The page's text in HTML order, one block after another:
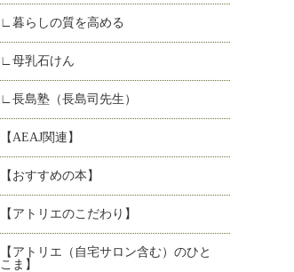
∟暮らしの質を高める
∟母乳石けん
∟長島塾（長島司先生）
【AEAJ関連】
【おすすめの本】
【アトリエのこだわり】
【アトリエ（自宅サロン含む）のひと
こま】